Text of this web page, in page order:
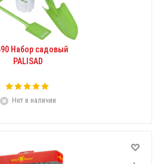
Набор садовый
PALISAD
Нет в наличии